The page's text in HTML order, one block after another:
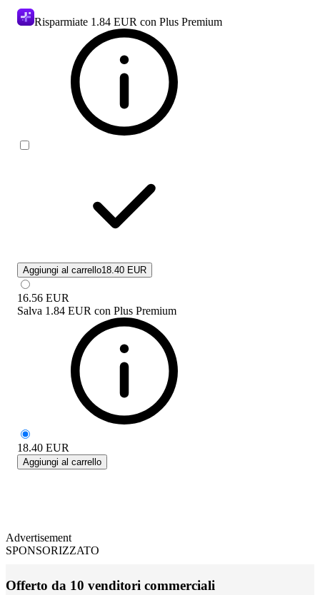
Risparmiate 1.84 EUR con Plus Premium
Aggiungi al carrello18.40 EUR
16.56 EUR
Salva 1.84 EUR con Plus Premium
18.40 EUR
Aggiungi al carrello
Advertisement
SPONSORIZZATO
Offerto da 10 venditori commerciali